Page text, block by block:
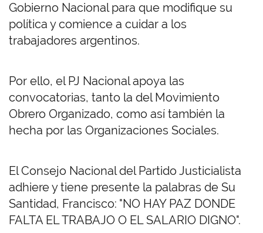
Gobierno Nacional para que modifique su
política y comience a cuidar a los
trabajadores argentinos.
Por ello, el PJ Nacional apoya las
convocatorias, tanto la del Movimiento
Obrero Organizado, como así también la
hecha por las Organizaciones Sociales.
El Consejo Nacional del Partido Justicialista
adhiere y tiene presente la palabras de Su
Santidad, Francisco: "NO HAY PAZ DONDE
FALTA EL TRABAJO O EL SALARIO DIGNO".